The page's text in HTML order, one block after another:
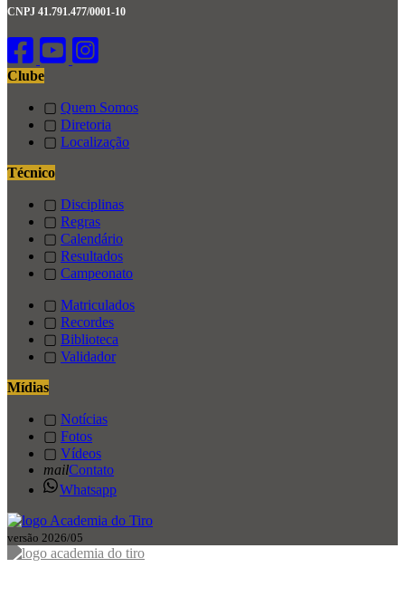
CNPJ 41.791.477/0001-10
Clube
▢ Quem Somos
▢ Diretoria
▢ Localização
Técnico
▢ Disciplinas
▢ Regras
▢ Calendário
▢ Resultados
▢ Campeonato
▢ Matriculados
▢ Recordes
▢ Biblioteca
▢ Validador
Mídias
▢ Notícias
▢ Fotos
▢ Vídeos
mailContato
Whatsapp
versão 2026/05